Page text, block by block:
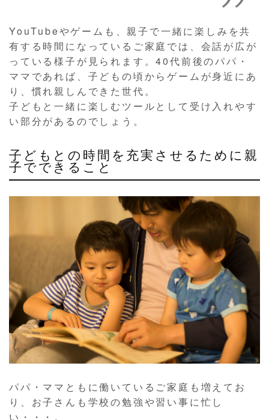
YouTubeやゲームも、親子で一緒に楽しみを共
有する時間になっているご家庭では、会話が広が
っている様子が見られます。40代前後のパパ・
ママであれば、子どもの頃からゲームが身近にあ
り、慣れ親しんできた世代。
子どもと一緒に楽しむツールとして受け入れやす
い部分があるのでしょう。
子どもとの時間を充実させるために親
子でできること
パパ・ママともに働いているご家庭も増えてお
り、お子さんも学校の勉強や習い事に忙し
い・・・。